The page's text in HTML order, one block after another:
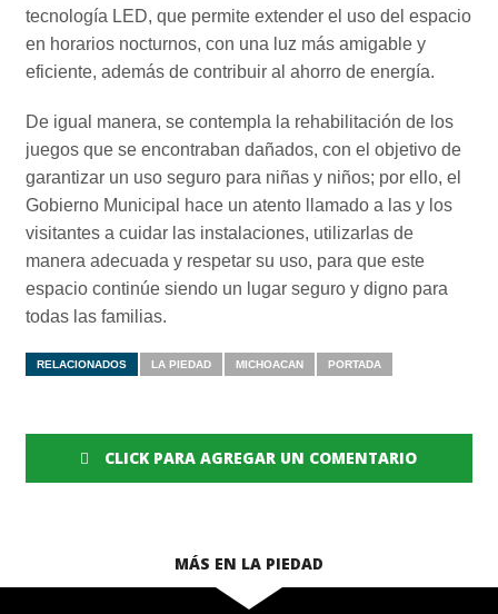
tecnología LED, que permite extender el uso del espacio
en horarios nocturnos, con una luz más amigable y
eficiente, además de contribuir al ahorro de energía.
De igual manera, se contempla la rehabilitación de los
juegos que se encontraban dañados, con el objetivo de
garantizar un uso seguro para niñas y niños; por ello, el
Gobierno Municipal hace un atento llamado a las y los
visitantes a cuidar las instalaciones, utilizarlas de
manera adecuada y respetar su uso, para que este
espacio continúe siendo un lugar seguro y digno para
todas las familias.
RELACIONADOS LA PIEDAD MICHOACAN PORTADA
CLICK PARA AGREGAR UN COMENTARIO
MÁS EN LA PIEDAD